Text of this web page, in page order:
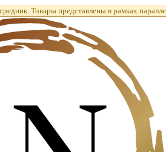
Товары представлены в рамках